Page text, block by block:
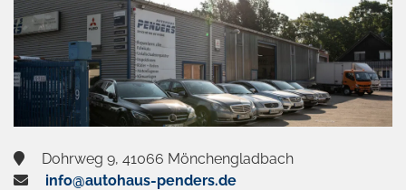
Dohrweg 9, 41066 Mönchengladbach
info@autohaus-penders.de